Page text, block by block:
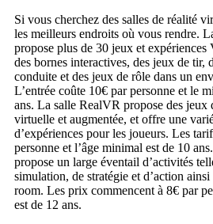
Si vous cherchez des salles de réalité
les meilleurs endroits où vous rendre.
propose plus de 30 jeux et
des bornes interactives, des jeux de tir,
conduite et des jeux de rôle dans un
L’entrée coûte 10€ par personne et le
ans. La salle RealVR propose des jeux
virtuelle et augmentée, et offre une
d’expériences pour les joueurs. Les
personne et l’âge minimal est de 10
propose un large éventail d’activités
simulation, de stratégie et d’action ainsi
room. Les prix commencent à 8€ par
est de 12 ans.